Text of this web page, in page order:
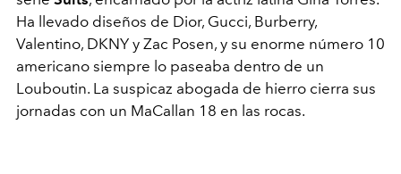
Ha llevado diseños de Dior, Gucci, Burberry,
Valentino, DKNY y Zac Posen, y su enorme número 10
americano siempre lo paseaba dentro de un
Louboutin. La suspicaz abogada de hierro cierra sus
jornadas con un MaCallan 18 en las rocas.